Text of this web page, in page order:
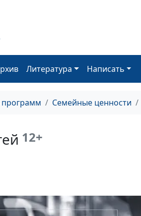
Литература Написать
программ Семейные ценности
12+